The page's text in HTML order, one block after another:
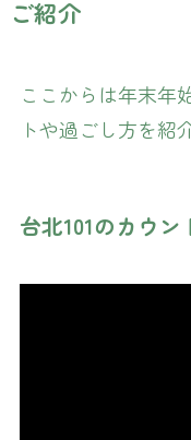
ご紹介
ここからは年末年
トや過ごし方を紹
台北101のカウン